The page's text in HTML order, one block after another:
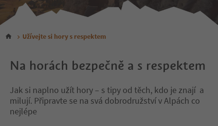
Užívejte si hory s respektem
Na horách bezpečně a s respektem
Jak si naplno užít hory – s tipy od těch, kdo je znají a
milují. Připravte se na svá dobrodružství v Alpách co
nejlépe